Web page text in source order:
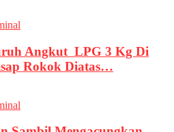
Angkut LPG 3 Kg Di
Rokok Diatas…